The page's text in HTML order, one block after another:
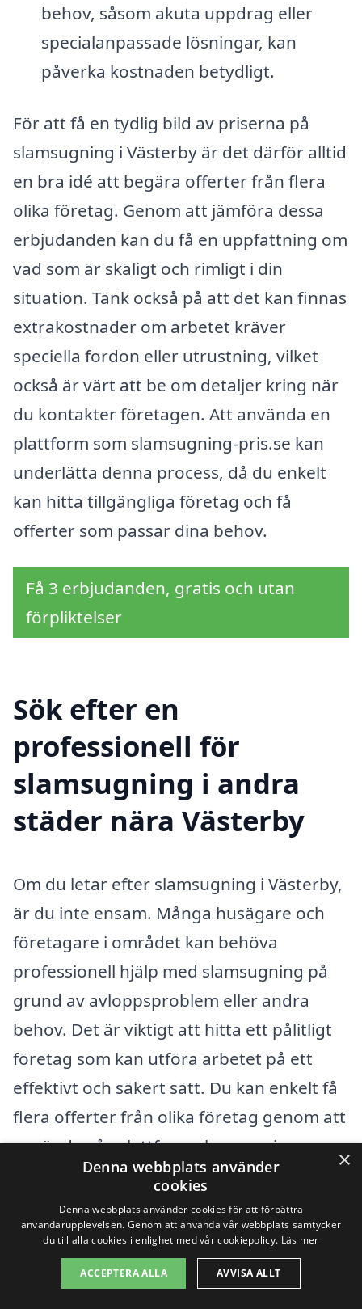
behov, såsom akuta uppdrag eller
specialanpassade lösningar, kan
påverka kostnaden betydligt.
För att få en tydlig bild av priserna på
slamsugning i Västerby är det därför alltid
en bra idé att begära offerter från flera
olika företag. Genom att jämföra dessa
erbjudanden kan du få en uppfattning om
vad som är skäligt och rimligt i din
situation. Tänk också på att det kan finnas
extrakostnader om arbetet kräver
speciella fordon eller utrustning, vilket
också är värt att be om detaljer kring när
du kontakter företagen. Att använda en
plattform som slamsugning-pris.se kan
underlätta denna process, då du enkelt
kan hitta tillgängliga företag och få
offerter som passar dina behov.
Få 3 erbjudanden, gratis och utan
förpliktelser
Sök efter en
professionell för
slamsugning i andra
städer nära Västerby
Om du letar efter slamsugning i Västerby,
är du inte ensam. Många husägare och
företagare i området kan behöva
professionell hjälp med slamsugning på
grund av avloppsproblem eller andra
behov. Det är viktigt att hitta ett pålitligt
företag som kan utföra arbetet på ett
effektivt och säkert sätt. Du kan enkelt få
flera offerter från olika företag genom att
använda vår plattform slamsugning-
pris.se, vilket gör det enklare att jämföra
priser och tjänster.
Det är också värt att överväga företag i
närbelägna städer, vilket kan ge dig fler
×
Denna webbplats använder
cookies
Denna webbplats använder cookies för att förbättra
användarupplevelsen. Genom att använda vår webbplats samtycker
du till alla cookies i enlighet med vår cookiepolicy. Läs mer
ACCEPTERA ALLA AVVISA ALLT